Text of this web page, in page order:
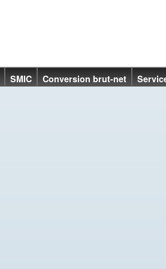
SMIC Conversion brut-net